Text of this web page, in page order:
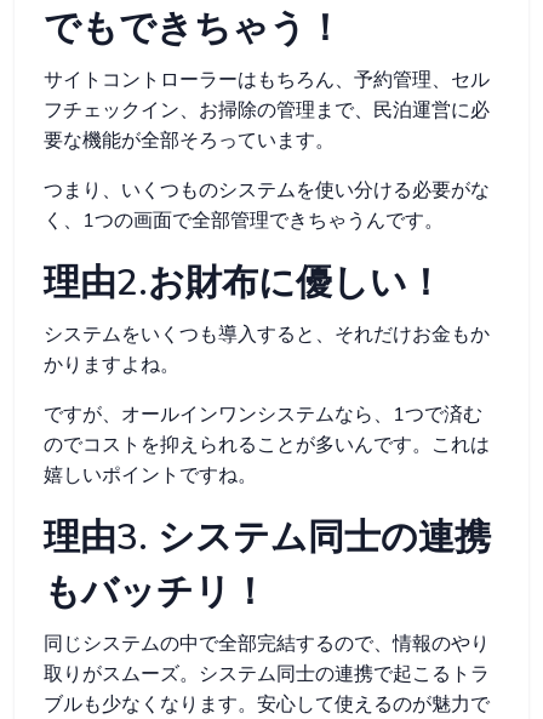
でもできちゃう！
サイトコントローラーはもちろん、予約管理、セル
フチェックイン、お掃除の管理まで、民泊運営に必
要な機能が全部そろっています。
つまり、いくつものシステムを使い分ける必要がな
く、1つの画面で全部管理できちゃうんです。
理由2.お財布に優しい！
システムをいくつも導入すると、それだけお金もか
かりますよね。
ですが、オールインワンシステムなら、1つで済む
のでコストを抑えられることが多いんです。これは
嬉しいポイントですね。
理由3. システム同士の連携
もバッチリ！
同じシステムの中で全部完結するので、情報のやり
取りがスムーズ。システム同士の連携で起こるトラ
ブルも少なくなります。安心して使えるのが魅力で